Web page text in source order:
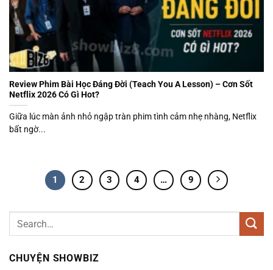
Review Phim Bài Học Đáng Đời (Teach You A Lesson) – Cơn Sốt
Netflix 2026 Có Gì Hot?
Giữa lúc màn ảnh nhỏ ngập tràn phim tình cảm nhẹ nhàng, Netflix
bất ngờ...
1 2 3 4 … 9
CHUYỆN SHOWBIZ